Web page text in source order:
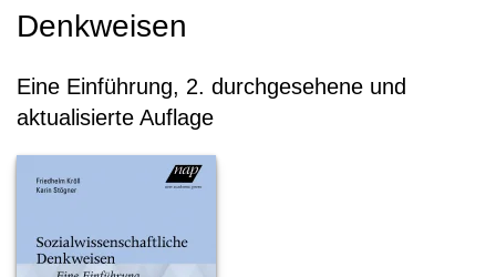
er
s
Denkweisen
Eine Einführung, 2. durchgesehene und
aktualisierte Auflage